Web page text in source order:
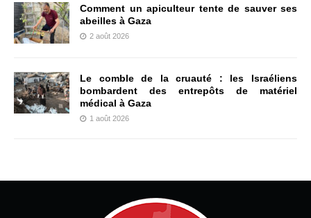
Comment un apiculteur tente de sauver ses
abeilles à Gaza
2 août 2026
Le comble de la cruauté : les Israéliens
bombardent des entrepôts de matériel
médical à Gaza
1 août 2026